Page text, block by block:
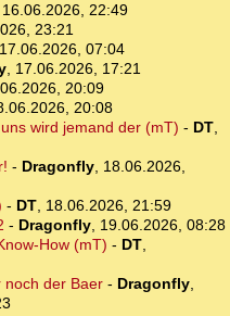
16.06.2026, 22:49
23:21
17.06.2026, 07:04
, 17.06.2026, 17:21
20:09
20:08
wird jemand der (mT) - DT,
- Dragonfly, 18.06.2026,
- DT, 18.06.2026, 21:59
- Dragonfly, 19.06.2026, 08:28
How (mT) - DT,
noch der Baer- Dragonfly,